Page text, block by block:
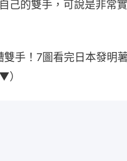
己的雙手，可說是非常
雙手！7圖看完日本發明
）